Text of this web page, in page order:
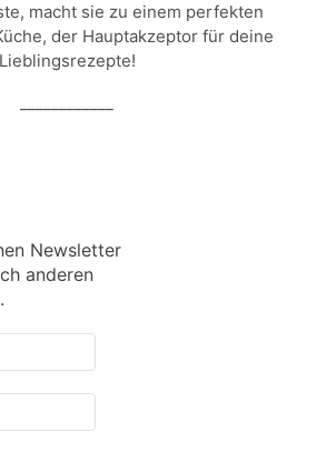
macht sie zu einem perfekten
der Hauptakzeptor für deine
Lieblingsrezepte!
Newsletter
anderen